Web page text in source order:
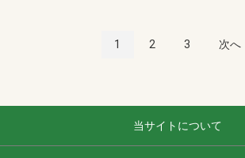
1 2 3 次へ
当サイトについて